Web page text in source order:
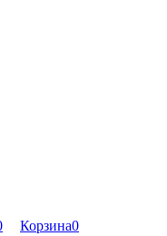
Корзина0